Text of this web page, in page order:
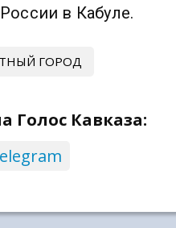
в Кабуле.
ГОРОД
Голос Кавказа: